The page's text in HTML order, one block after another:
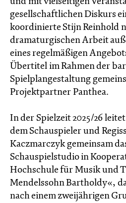
gesellschaftlichen Diskurs
koordinierte Stijn Reinhold
dramaturgischen Arbeit
eines regelmäßigen
Übertitel im Rahmen der
Spielplangestaltung
Projektpartner Panthea.
In der Spielzeit 2025/26
dem Schauspieler und
Kaczmarczyk gemeinsam
Schauspielstudio in
Hochschule für Musik und
Mendelssohn Bartholdy«,
nach einem zweijährigen